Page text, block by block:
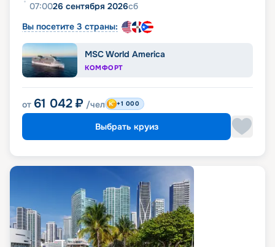
07:0026 сентября 2026сб
Вы посетите 3 страны:
MSC World America
КОМФОРТ
от 61 042 ₽ /чел +1 000
Выбрать круиз